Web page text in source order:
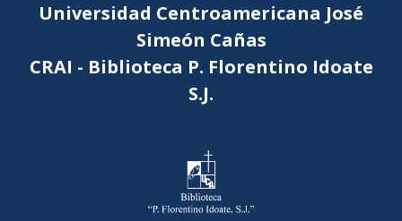
Universidad Centroamericana José
Simeón Cañas
CRAI - Biblioteca P. Florentino Idoate
S.J.